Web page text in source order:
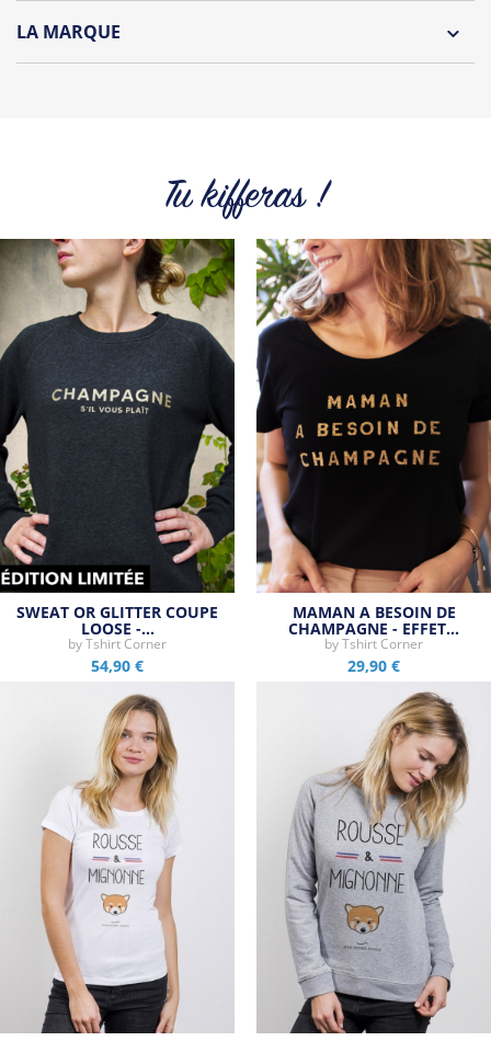
LA MARQUE
Retrouvez tout l'univers du célèbre compte Twitter de Jean-
Michel sur t-shirts, tops, sweats et tote Bags.
Tous les produits de la marque
Tu kifferas !
SWEAT OR GLITTER COUPE
LOOSE -…
byTshirt Corner
54,90 €
MAMAN A BESOIN DE
CHAMPAGNE - EFFET…
byTshirt Corner
29,90 €